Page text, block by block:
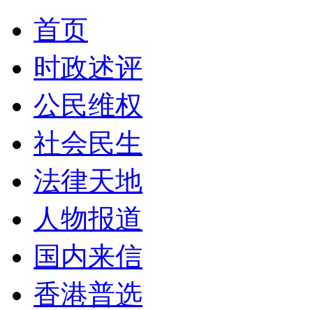
首页
时政述评
公民维权
社会民生
法律天地
人物报道
国内来信
香港普选